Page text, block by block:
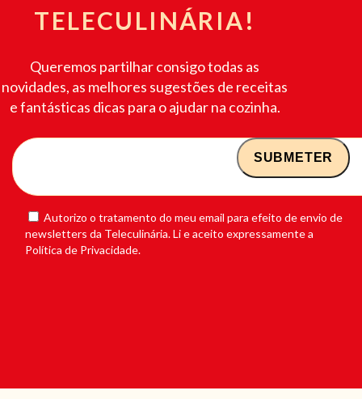
TELECULINÁRIA!
Queremos partilhar consigo todas as
novidades, as melhores sugestões de receitas
e fantásticas dicas para o ajudar na cozinha.
Autorizo o tratamento do meu email para efeito de envio de
newsletters da Teleculinária. Li e aceito expressamente a
Política de Privacidade.